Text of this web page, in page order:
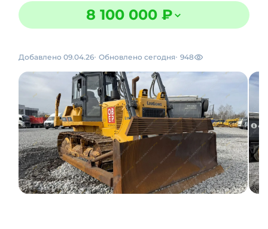
8 100 000 ₽
Добавлено 09.04.26 Обновлено сегодня 948